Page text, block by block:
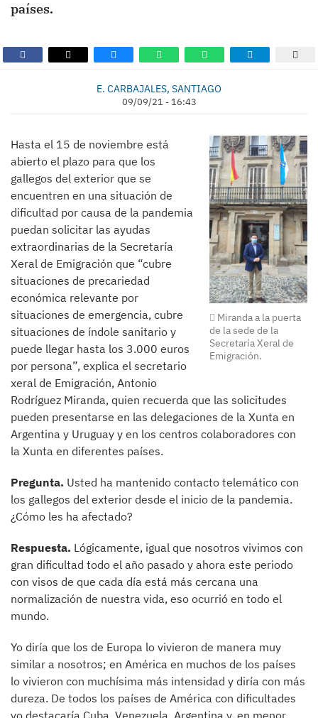
países.
E. CARBAJALES, SANTIAGO
09/09/21 - 16:43
Miranda a la puerta
de la sede de la
Secretaría Xeral de
Emigración.
Hasta el 15 de noviembre está
abierto el plazo para que los
gallegos del exterior que se
encuentren en una situación de
dificultad por causa de la pandemia
puedan solicitar las ayudas
extraordinarias de la Secretaría
Xeral de Emigración que “cubre
situaciones de precariedad
económica relevante por
situaciones de emergencia, cubre
situaciones de índole sanitario y
puede llegar hasta los 3.000 euros
por persona”, explica el secretario
xeral de Emigración, Antonio
Rodríguez Miranda, quien recuerda que las solicitudes
pueden presentarse en las delegaciones de la Xunta en
Argentina y Uruguay y en los centros colaboradores con
la Xunta en diferentes países.
Pregunta. Usted ha mantenido contacto telemático con
los gallegos del exterior desde el inicio de la pandemia.
¿Cómo les ha afectado?
Respuesta. Lógicamente, igual que nosotros vivimos con
gran dificultad todo el año pasado y ahora este periodo
con visos de que cada día está más cercana una
normalización de nuestra vida, eso ocurrió en todo el
mundo.
Yo diría que los de Europa lo vivieron de manera muy
similar a nosotros; en América en muchos de los países
lo vivieron con muchísima más intensidad y diría con más
dureza. De todos los países de América con dificultades
yo destacaría Cuba, Venezuela, Argentina y, en menor